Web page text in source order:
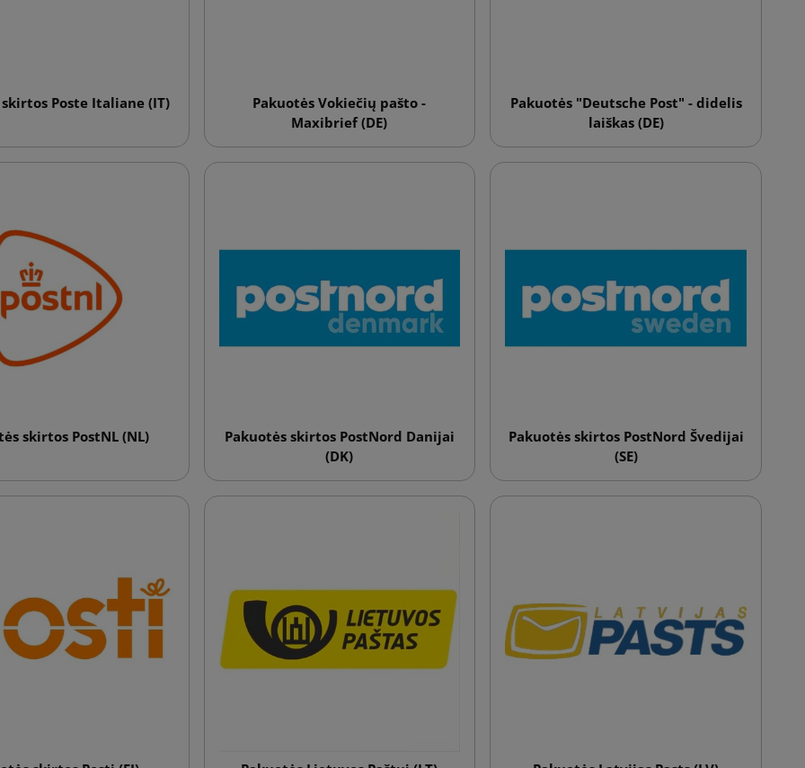
Poste Italiane (IT)
Pakuotės Vokiečių pašto -
Maxibrief (DE)
Pakuotės "Deutsche Post" - didelis
laiškas (DE)
skirtos PostNL (NL)
Pakuotės skirtos PostNord Danijai
(DK)
Pakuotės skirtos PostNord Švedijai
(SE)